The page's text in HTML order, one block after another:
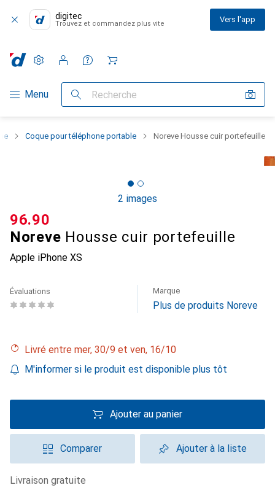
digitec
Trouvez et commandez plus vite Vers l'app
Navigation par catégorie
Menu Recherche
Paramètres
Compte client
Listes de comparaison
Listes d'envies
Panier
Coque pour téléphone portable Noreve Housse cuir portefeuille
2 images
Noreve Housse cuir portefeuille
Apple iPhone XS
CHF
96.90
Évaluations Marque
Plus de produits Noreve
Livré entre mer, 30/9 et ven, 16/10
M'informer si le produit est disponible plus tôt
Ajouter au panier
Comparer Ajouter à la liste
livraison gratuite